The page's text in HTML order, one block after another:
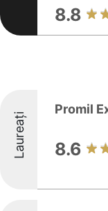
8.8
Laureați
Promil
8.6